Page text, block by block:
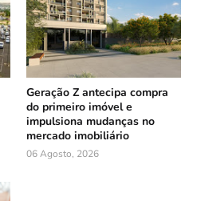
Geração Z antecipa compra
do primeiro imóvel e
impulsiona mudanças no
mercado imobiliário
06 Agosto, 2026